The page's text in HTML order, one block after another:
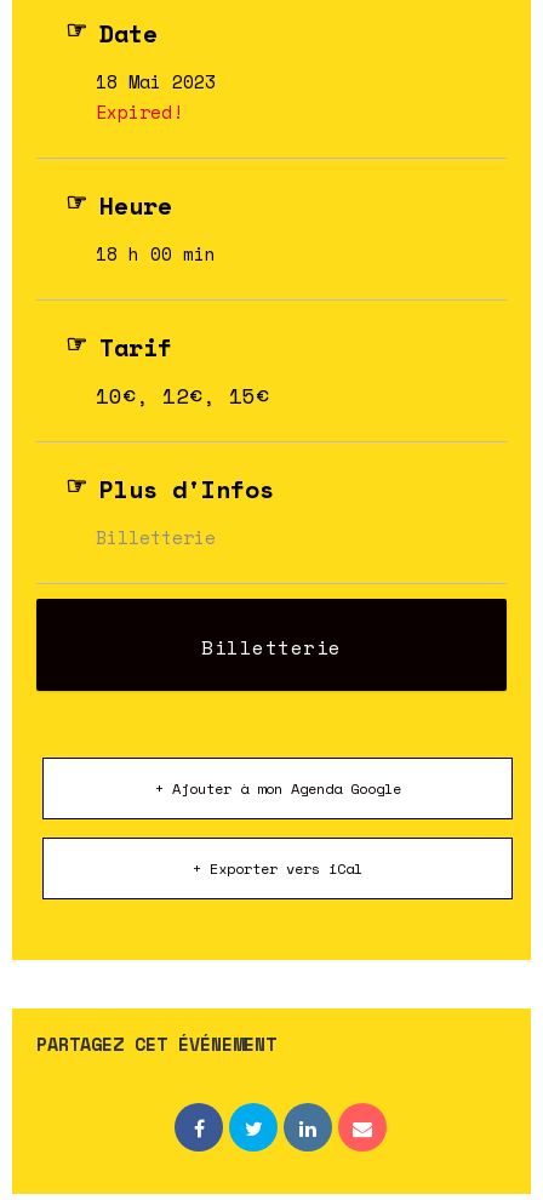
Date
18 Mai 2023
Expired!
Heure
18 h 00 min
Tarif
10€, 12€, 15€
Plus d'Infos
Billetterie
Billetterie
+ Ajouter à mon Agenda Google
+ Exporter vers iCal
PARTAGEZ CET ÉVÉNEMENT